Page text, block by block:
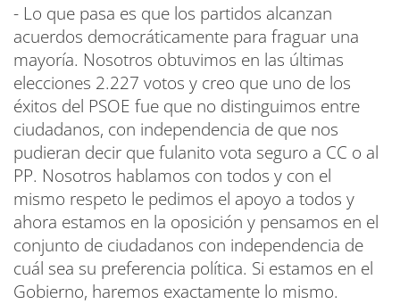
- Lo que pasa es que los partidos alcanzan
acuerdos democráticamente para fraguar una
mayoría. Nosotros obtuvimos en las últimas
elecciones 2.227 votos y creo que uno de los
éxitos del PSOE fue que no distinguimos entre
ciudadanos, con independencia de que nos
pudieran decir que fulanito vota seguro a CC o al
PP. Nosotros hablamos con todos y con el
mismo respeto le pedimos el apoyo a todos y
ahora estamos en la oposición y pensamos en el
conjunto de ciudadanos con independencia de
cuál sea su preferencia política. Si estamos en el
Gobierno, haremos exactamente lo mismo.